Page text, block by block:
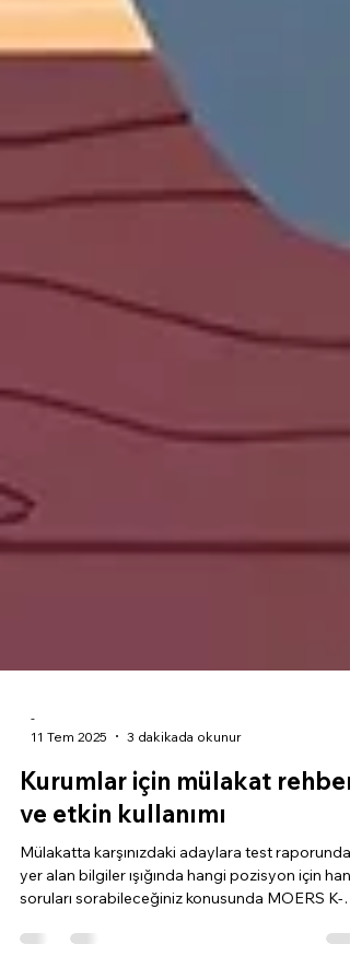
-
11 Tem 2025
3 dakikada okunur
Kurumlar için mülakat rehberi
ve etkin kullanımı
yer alan bilgiler ışığında hangi pozisyon için